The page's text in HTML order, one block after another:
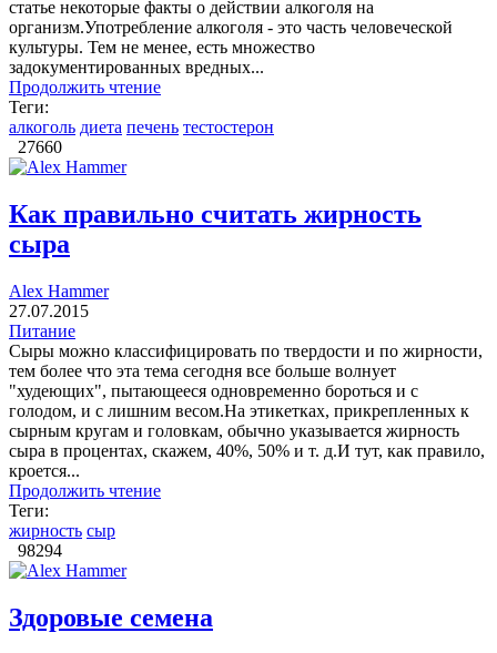
статье некоторые факты о действии алкоголя на
организм.Употребление алкоголя - это часть человеческой
культуры. Тем не менее, есть множество
задокументированных вредных...
Продолжить чтение
Теги:
алкоголь диета печень тестостерон
27660
Как правильно считать жирность
сыра
Alex Hammer
27.07.2015
Питание
Cыры можно классифицировать по твердости и по жирности,
тем более что эта тема сегодня все больше волнует
"худеющих", пытающееся одновременно бороться и с
голодом, и с лишним весом.На этикетках, прикрепленных к
сырным кругам и головкам, обычно указывается жирность
сыра в процентах, скажем, 40%, 50% и т. д.И тут, как правило,
кроется...
Продолжить чтение
Теги:
жирность сыр
98294
Здоровые семена